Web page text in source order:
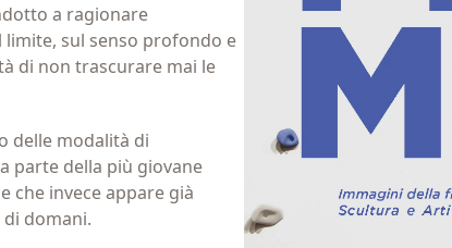
a ragionare
limite, sul senso profondo e
di non trascurare mai le
delle modalità di
parte della più giovane
che invece appare già
di domani.